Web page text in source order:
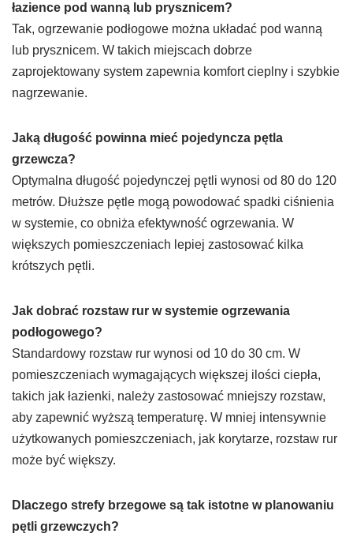
łazience pod wanną lub prysznicem?
Tak, ogrzewanie podłogowe można układać pod wanną
lub prysznicem. W takich miejscach dobrze
zaprojektowany system zapewnia komfort cieplny i szybkie
nagrzewanie.
Jaką długość powinna mieć pojedyncza pętla
grzewcza?
Optymalna długość pojedynczej pętli wynosi od 80 do 120
metrów. Dłuższe pętle mogą powodować spadki ciśnienia
w systemie, co obniża efektywność ogrzewania. W
większych pomieszczeniach lepiej zastosować kilka
krótszych pętli.
Jak dobrać rozstaw rur w systemie ogrzewania
podłogowego?
Standardowy rozstaw rur wynosi od 10 do 30 cm. W
pomieszczeniach wymagających większej ilości ciepła,
takich jak łazienki, należy zastosować mniejszy rozstaw,
aby zapewnić wyższą temperaturę. W mniej intensywnie
użytkowanych pomieszczeniach, jak korytarze, rozstaw rur
może być większy.
Dlaczego strefy brzegowe są tak istotne w planowaniu
pętli grzewczych?